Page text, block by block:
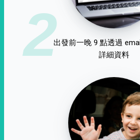
2出發前一晚 9 點透過
詳細資料